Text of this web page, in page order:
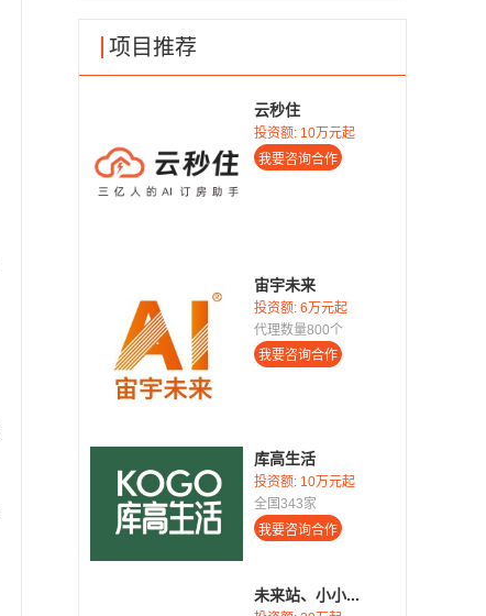
项目推荐
云秒住
投资额: 10万元起
宙宇未来
投资额: 6万元起
代理数量800个
库高生活
投资额: 10万元起
全国343家
未来站、小小...